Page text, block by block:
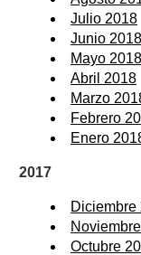
Julio 2018
Junio 2018
Mayo 2018
Abril 2018
Marzo
Febrero
Enero
2017
Diciembre
Octubre